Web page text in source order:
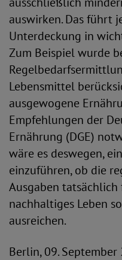
auswirken. Das führt
Unterdeckung in
Zum Beispiel wurde
Lebensmittel
ausgewogene
Empfehlungen der
Ernährung (DGE)
wäre es deswegen,
einzuführen, ob die
Ausgaben
nachhaltiges Leben
ausreichen.
Berlin, 09. September